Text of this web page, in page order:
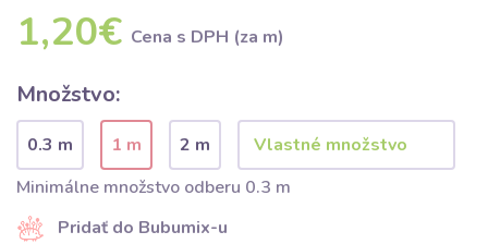
1,20€ Cena s DPH (za m)
Množstvo:
0.3 m 1 m
2 m
Minimálne množstvo odberu 0.3 m
Pridať do Bubumix-u